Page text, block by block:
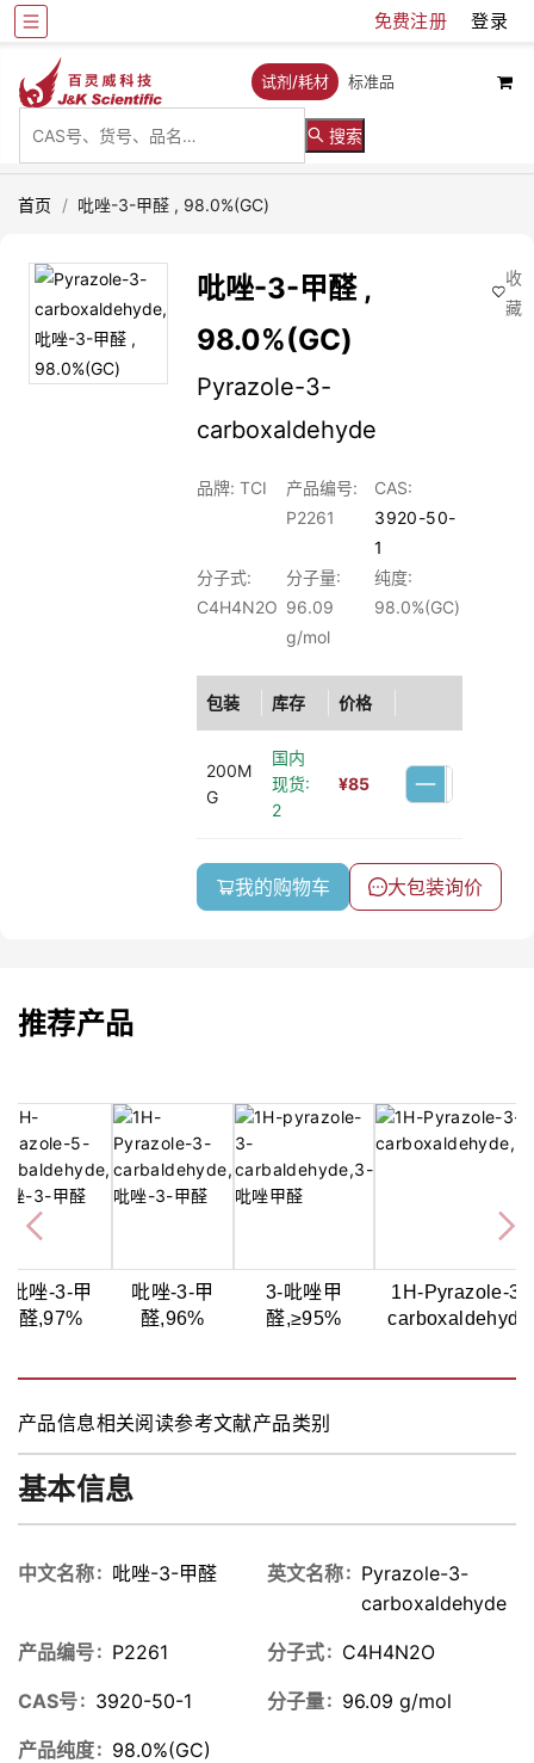
免费注册 登录
试剂/耗材 标准品
搜索
首页 / 吡唑-3-甲醛 , 98.0%(GC)
吡唑-3-甲醛 ,
98.0%(GC)
Pyrazole-3-
carboxaldehyde
品牌: TCI
产品编号:
P2261
CAS:
3920-50-
1
分子式:
C4H4N2O
分子量:
96.09
g/mol
纯度:
98.0%(GC)
包装 库存 价格
200M
G
国内
现货:
2
¥85
我的购物车 大包装询价
收
藏
推荐产品
吡唑-3-甲
醛,97%
吡唑-3-甲
醛,96%
3-吡唑甲
醛,≥95%
1H-Pyrazole-3-
carboxaldehyde
产品信息相关阅读参考文献产品类别
基本信息
中文名称 吡唑-3-甲醛 英文名称
Pyrazole-3-
carboxaldehyde
产品编号 P2261 分子式 C4H4N2O
CAS号 3920-50-1 分子量 96.09 g/mol
产品纯度 98.0%(GC)